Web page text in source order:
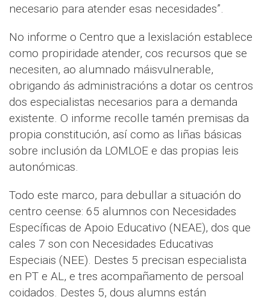
necesario para atender esas necesidades”.
No informe o Centro que a lexislación establece
como propiridade atender, cos recursos que se
necesiten, ao alumnado máisvulnerable,
obrigando ás administracións a dotar os centros
dos especialistas necesarios para a demanda
existente. O informe recolle tamén premisas da
propia constitución, así como as liñas básicas
sobre inclusión da LOMLOE e das propias leis
autonómicas.
Todo este marco, para debullar a situación do
centro ceense: 65 alumnos con Necesidades
Específicas de Apoio Educativo (NEAE), dos que
cales 7 son con Necesidades Educativas
Especiais (NEE). Destes 5 precisan especialista
en PT e AL, e tres acompañamento de persoal
coidados. Destes 5, dous alumns están